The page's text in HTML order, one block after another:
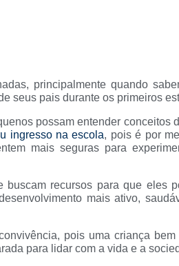
principalmente quando
seus pais durante os primeiros
possam entender conceitos
ingresso na escola, pois é por
mais seguras para
recursos para que eles
mais ativo,
pois uma criança
para lidar com a vida e a